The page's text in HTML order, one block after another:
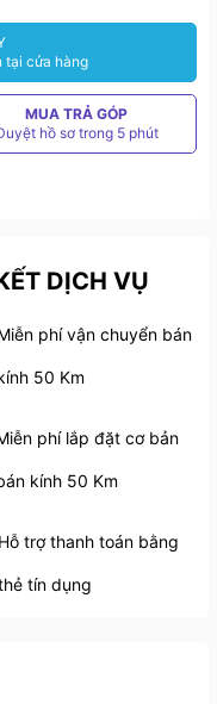
tại cửa hàng
MUA TRẢ GÓP
hồ sơ trong 5 phút
DỊCH VỤ
phí vận chuyển bán
50 Km
phí lắp đặt cơ bản
kính 50 Km
Hỗ trợ thanh toán bằng
tín dụng